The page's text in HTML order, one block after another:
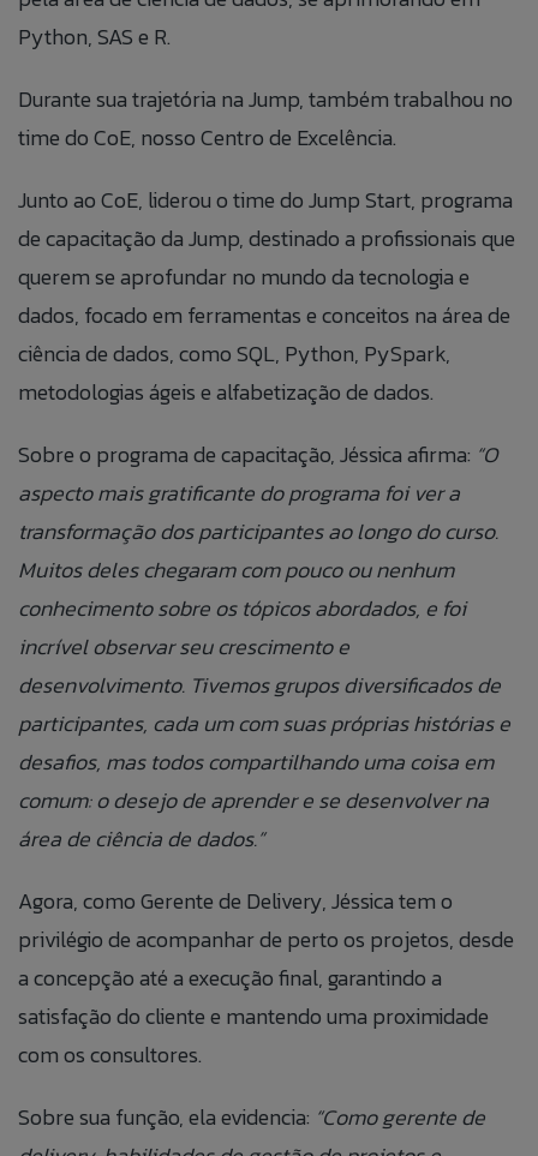
Python, SAS e R.
Durante sua trajetória na Jump, também trabalhou no
time do CoE, nosso Centro de Excelência.
Junto ao CoE, liderou o time do Jump Start, programa
de capacitação da Jump, destinado a profissionais que
querem se aprofundar no mundo da tecnologia e
dados, focado em ferramentas e conceitos na área de
ciência de dados, como SQL, Python, PySpark,
metodologias ágeis e alfabetização de dados.
Sobre o programa de capacitação, Jéssica afirma: “O
aspecto mais gratificante do programa foi ver a
transformação dos participantes ao longo do curso.
Muitos deles chegaram com pouco ou nenhum
conhecimento sobre os tópicos abordados, e foi
incrível observar seu crescimento e
desenvolvimento. Tivemos grupos diversificados de
participantes, cada um com suas próprias histórias e
desafios, mas todos compartilhando uma coisa em
comum: o desejo de aprender e se desenvolver na
área de ciência de dados.”
Agora, como Gerente de Delivery, Jéssica tem o
privilégio de acompanhar de perto os projetos, desde
a concepção até a execução final, garantindo a
satisfação do cliente e mantendo uma proximidade
com os consultores.
Sobre sua função, ela evidencia: “Como gerente de
Fale Conosco